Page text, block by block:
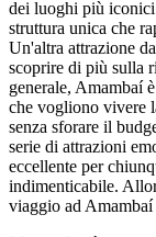
dei luoghi più
struttura unica che
Un'altra attrazione
scoprire di più sulla
generale, Amambaí
che vogliono vivere
senza sforare il
serie di attrazioni
eccellente per
indimenticabile.
viaggio ad